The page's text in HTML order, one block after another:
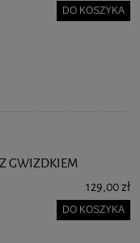
DO KOSZYKA
GWIZDKIEM
129,00 zł
DO KOSZYKA